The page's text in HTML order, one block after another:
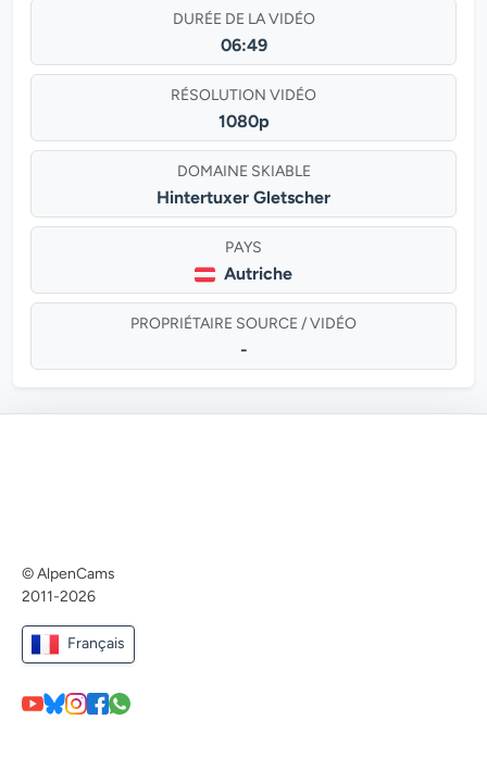
DURÉE DE LA VIDÉO
06:49
RÉSOLUTION VIDÉO
1080p
DOMAINE SKIABLE
Hintertuxer Gletscher
PAYS
Autriche
PROPRIÉTAIRE SOURCE / VIDÉO
-
© AlpenCams
2011-2026
Français